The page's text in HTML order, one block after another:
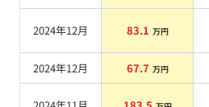
2024年12月 83.1 万円
2024年12月 67.7 万円